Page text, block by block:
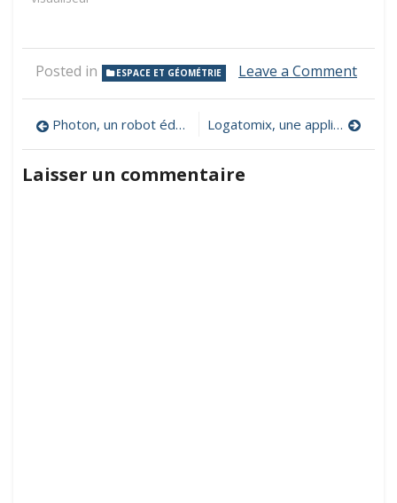
Posted in ESPACE ET GÉOMÉTRIE Leave a Commenton
pour
Navigation
de
l’article
Photon, un robot éducatif programmable Logatomix, une application lecture d’orthophonie
Laisser un commentaire